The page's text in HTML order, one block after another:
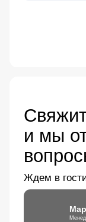
и мы
Ждем в